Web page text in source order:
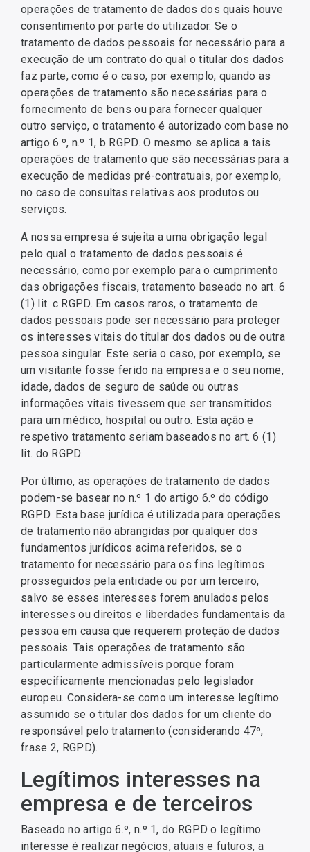
operações de tratamento de dados dos quais houve
consentimento por parte do utilizador. Se o
tratamento de dados pessoais for necessário para a
execução de um contrato do qual o titular dos dados
faz parte, como é o caso, por exemplo, quando as
operações de tratamento são necessárias para o
fornecimento de bens ou para fornecer qualquer
outro serviço, o tratamento é autorizado com base no
artigo 6.º, n.º 1, b RGPD. O mesmo se aplica a tais
operações de tratamento que são necessárias para a
execução de medidas pré-contratuais, por exemplo,
no caso de consultas relativas aos produtos ou
serviços.
A nossa empresa é sujeita a uma obrigação legal
pelo qual o tratamento de dados pessoais é
necessário, como por exemplo para o cumprimento
das obrigações fiscais, tratamento baseado no art. 6
(1) lit. c RGPD. Em casos raros, o tratamento de
dados pessoais pode ser necessário para proteger
os interesses vitais do titular dos dados ou de outra
pessoa singular. Este seria o caso, por exemplo, se
um visitante fosse ferido na empresa e o seu nome,
idade, dados de seguro de saúde ou outras
informações vitais tivessem que ser transmitidos
para um médico, hospital ou outro. Esta ação e
respetivo tratamento seriam baseados no art. 6 (1)
lit. do RGPD.
Por último, as operações de tratamento de dados
podem-se basear no n.º 1 do artigo 6.º do código
RGPD. Esta base jurídica é utilizada para operações
de tratamento não abrangidas por qualquer dos
fundamentos jurídicos acima referidos, se o
tratamento for necessário para os fins legítimos
prosseguidos pela entidade ou por um terceiro,
salvo se esses interesses forem anulados pelos
interesses ou direitos e liberdades fundamentais da
pessoa em causa que requerem proteção de dados
pessoais. Tais operações de tratamento são
particularmente admissíveis porque foram
especificamente mencionadas pelo legislador
europeu. Considera-se como um interesse legítimo
assumido se o titular dos dados for um cliente do
responsável pelo tratamento (considerando 47º,
frase 2, RGPD).
Legítimos interesses na
empresa e de terceiros
Baseado no artigo 6.º, n.º 1, do RGPD o legítimo
interesse é realizar negócios, atuais e futuros, a